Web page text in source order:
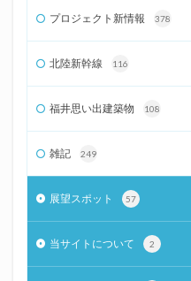
プロジェクト新情報 378
北陸新幹線 116
福井思い出建築物 108
雑記 249
展望スポット 57
当サイトについて 2